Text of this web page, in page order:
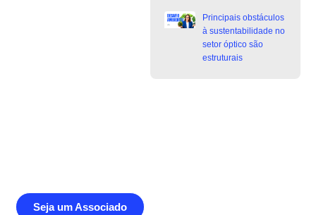
Principais obstáculos
à sustentabilidade no
setor óptico são
estruturais
Seja um Associado